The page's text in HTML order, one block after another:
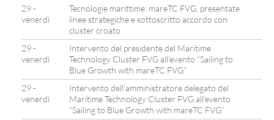
29 -
venerdì
Tecnologie marittime: mareTC FVG, presentate
linee strategiche e sottoscritto accordo con
cluster croato
29 -
venerdì
Intervento del presidente del Maritime
Technology Cluster FVG all’evento “Sailing to
Blue Growth with mareTC FVG”
29 -
venerdì
Intervento dell’amministratore delegato del
Maritime Technology Cluster FVG all’evento
“Sailing to Blue Growth with mareTC FVG”